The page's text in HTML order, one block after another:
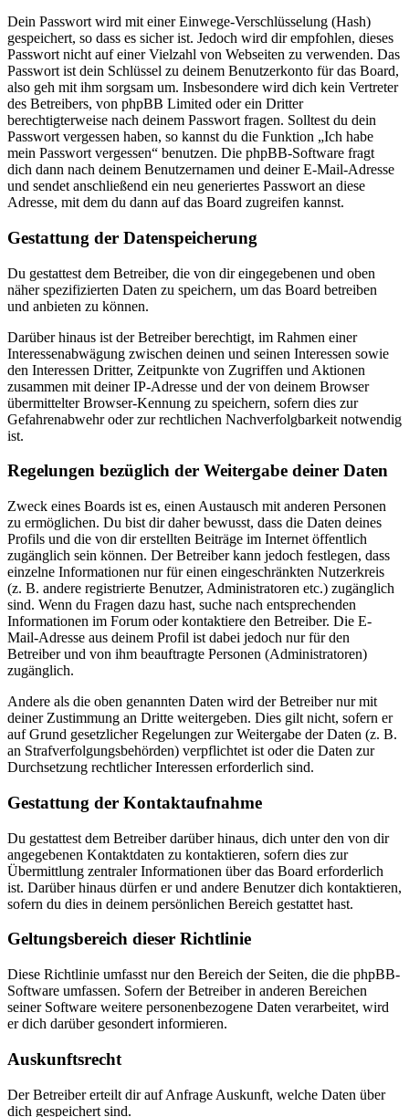
Dein Passwort wird mit einer Einwege-Verschlüsselung (Hash)
gespeichert, so dass es sicher ist. Jedoch wird dir empfohlen, dieses
Passwort nicht auf einer Vielzahl von Webseiten zu verwenden. Das
Passwort ist dein Schlüssel zu deinem Benutzerkonto für das Board,
also geh mit ihm sorgsam um. Insbesondere wird dich kein Vertreter
des Betreibers, von phpBB Limited oder ein Dritter
berechtigterweise nach deinem Passwort fragen. Solltest du dein
Passwort vergessen haben, so kannst du die Funktion „Ich habe
mein Passwort vergessen“ benutzen. Die phpBB-Software fragt
dich dann nach deinem Benutzernamen und deiner E-Mail-Adresse
und sendet anschließend ein neu generiertes Passwort an diese
Adresse, mit dem du dann auf das Board zugreifen kannst.
Gestattung der Datenspeicherung
Du gestattest dem Betreiber, die von dir eingegebenen und oben
näher spezifizierten Daten zu speichern, um das Board betreiben
und anbieten zu können.
Darüber hinaus ist der Betreiber berechtigt, im Rahmen einer
Interessenabwägung zwischen deinen und seinen Interessen sowie
den Interessen Dritter, Zeitpunkte von Zugriffen und Aktionen
zusammen mit deiner IP-Adresse und der von deinem Browser
übermittelter Browser-Kennung zu speichern, sofern dies zur
Gefahrenabwehr oder zur rechtlichen Nachverfolgbarkeit notwendig
ist.
Regelungen bezüglich der Weitergabe deiner Daten
Zweck eines Boards ist es, einen Austausch mit anderen Personen
zu ermöglichen. Du bist dir daher bewusst, dass die Daten deines
Profils und die von dir erstellten Beiträge im Internet öffentlich
zugänglich sein können. Der Betreiber kann jedoch festlegen, dass
einzelne Informationen nur für einen eingeschränkten Nutzerkreis
(z. B. andere registrierte Benutzer, Administratoren etc.) zugänglich
sind. Wenn du Fragen dazu hast, suche nach entsprechenden
Informationen im Forum oder kontaktiere den Betreiber. Die E-
Mail-Adresse aus deinem Profil ist dabei jedoch nur für den
Betreiber und von ihm beauftragte Personen (Administratoren)
zugänglich.
Andere als die oben genannten Daten wird der Betreiber nur mit
deiner Zustimmung an Dritte weitergeben. Dies gilt nicht, sofern er
auf Grund gesetzlicher Regelungen zur Weitergabe der Daten (z. B.
an Strafverfolgungsbehörden) verpflichtet ist oder die Daten zur
Durchsetzung rechtlicher Interessen erforderlich sind.
Gestattung der Kontaktaufnahme
Du gestattest dem Betreiber darüber hinaus, dich unter den von dir
angegebenen Kontaktdaten zu kontaktieren, sofern dies zur
Übermittlung zentraler Informationen über das Board erforderlich
ist. Darüber hinaus dürfen er und andere Benutzer dich kontaktieren,
sofern du dies in deinem persönlichen Bereich gestattet hast.
Geltungsbereich dieser Richtlinie
Diese Richtlinie umfasst nur den Bereich der Seiten, die die phpBB-
Software umfassen. Sofern der Betreiber in anderen Bereichen
seiner Software weitere personenbezogene Daten verarbeitet, wird
er dich darüber gesondert informieren.
Auskunftsrecht
Der Betreiber erteilt dir auf Anfrage Auskunft, welche Daten über
dich gespeichert sind.